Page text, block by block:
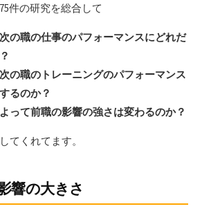
件の研究を総合して
の職の仕事のパフォーマンスにどれだ
の職のトレーニングのパフォーマンス
るのか？
って前職の影響の強さは変わるのか？
てくれてます。
響の大きさ